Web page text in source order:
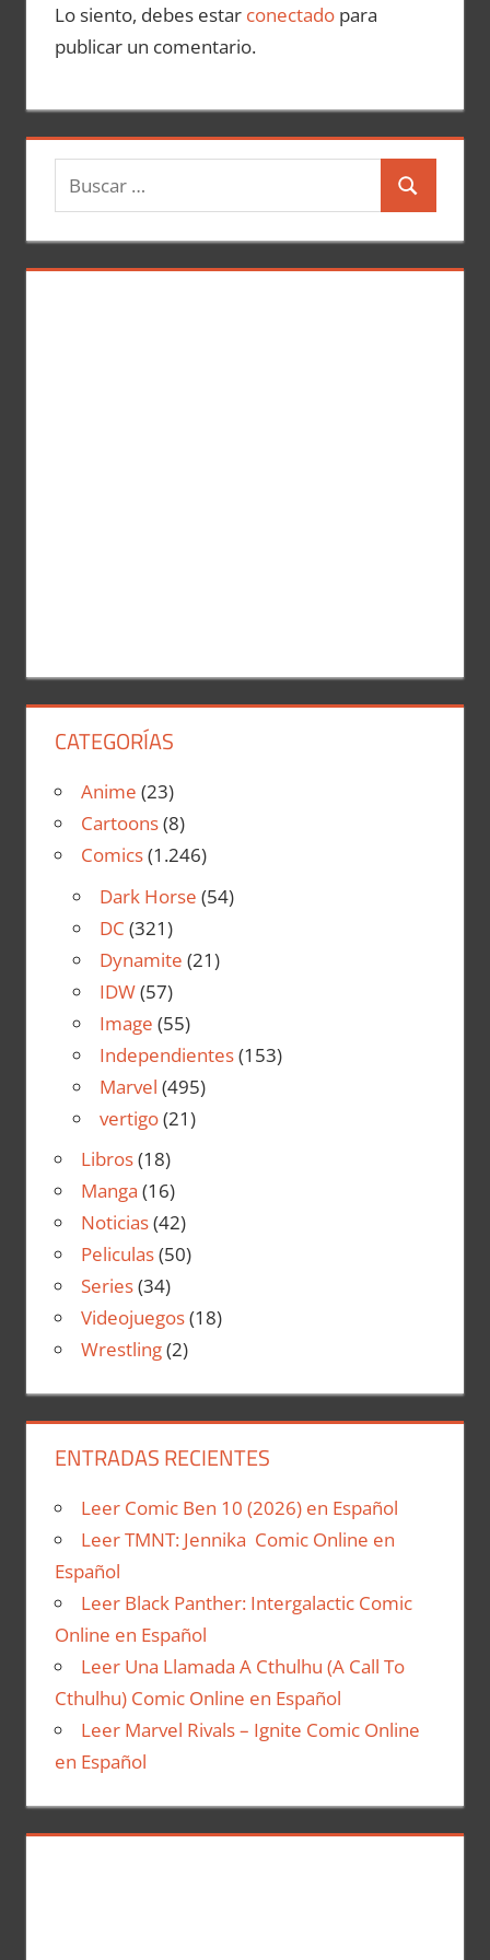
Lo siento, debes estar conectadopara
publicar un comentario.
u
s
c
B
s
CATEGORÍAS
Anime (23)
Cartoons(8)
Comics(1.246)
Dark Horse (54)
DC (321)
Dynamite (21)
IDW(57)
Image (55)
Independientes(153)
Marvel (495)
vertigo(21)
Libros(18)
Manga (16)
Noticias(42)
Peliculas(50)
Series(34)
Videojuegos(18)
Wrestling(2)
ENTRADAS RECIENTES
Leer Comic Ben 10 (2026) en Español
Leer TMNT: Jennika Comic Online en
Español
Leer Black Panther: Intergalactic Comic
Online en Español
Leer Una Llamada A Cthulhu (A Call To
Cthulhu) Comic Online en Español
Leer Marvel Rivals – Ignite Comic Online
en Español